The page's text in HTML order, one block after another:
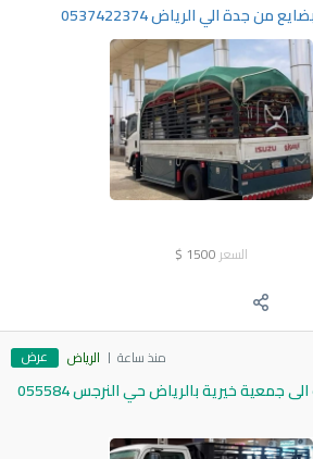
جدة الي الرياض 0537422374
السعر 1500
$
منذ ساعة الرياض عرض
دينا توصيل اثاث الى جمعية خيرية بالرياض حي النرجس 055584